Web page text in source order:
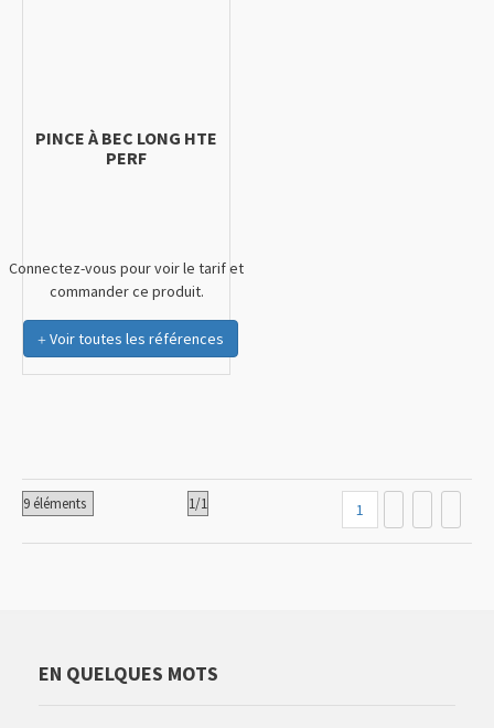
PINCE À BEC LONG HTE
PERF
Connectez-vous pour voir le tarif et
commander ce produit.
Voir toutes les références
1
EN QUELQUES MOTS